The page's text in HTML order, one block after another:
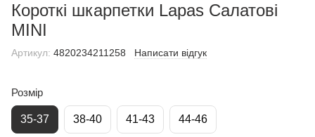
Короткі шкарпетки Lapas Салатові
MINI
Артикул: 4820234211258 Написати відгук
Розмір
35-37 38-40 41-43 44-46